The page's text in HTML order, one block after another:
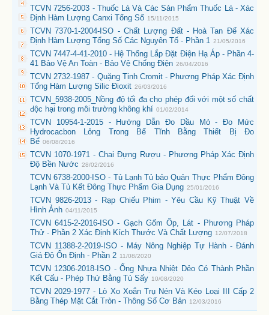
TCVN 7256-2003 - Thuốc Lá Và Các Sản Phẩm Thuốc Lá - Xác
Định Hàm Lượng Canxi Tổng Số 15/11/2015
TCVN 7370-1-2004-ISO - Chất Lượng Đất - Hoà Tan Để Xác
Định Hàm Lượng Tổng Số Các Nguyên Tố - Phần 1
21/05/2016
TCVN 7447-4-41-2010 - Hệ Thống Lắp Đặt Điện Hạ Áp - Phần 4-
41 Bảo Vệ An Toàn - Bảo Vệ Chống Điện 26/04/2016
TCVN 2732-1987 - Quặng Tinh Cromit - Phương Pháp Xác Định
Tổng Hàm Lượng Silic Đioxit 26/03/2016
TCVN_5938-2005_Nồng độ tối đa cho phép đối với một số chất
độc hại trong môi trường không khí 01/02/2014
TCVN 10954-1-2015 - Hướng Dẫn Đo Dầu Mỏ - Đo Mức
Hydrocacbon Lỏng Trong Bể Tĩnh Bằng Thiết Bị Đo
Bể 06/08/2016
TCVN 1070-1971 - Chai Đựng Rượu - Phương Pháp Xác Định
Độ Bền Nước 28/02/2016
TCVN 6738-2000-ISO - Tủ Lạnh Tủ bảo Quản Thực Phẩm Đông
Lạnh Và Tủ Kết Đông Thực Phẩm Gia Dụng 25/01/2016
TCVN 9826-2013 - Rạp Chiếu Phim - Yêu Cầu Kỹ Thuật Về
Hình Ảnh 04/11/2015
TCVN 6415-2-2016-ISO - Gạch Gốm Ốp, Lát - Phương Pháp
Thử - Phần 2 Xác Định Kích Thước Và Chất Lượng 12/07/2018
TCVN 11388-2-2019-ISO - Máy Nông Nghiệp Tự Hành - Đánh
Giá Độ Ổn Định - Phần 2 11/08/2020
TCVN 12306-2018-ISO - Ống Nhựa Nhiệt Dẻo Có Thành Phần
Kết Cấu - Phép Thử Bằng Tủ Sấy 10/08/2020
TCVN 2029-1977 - Lò Xo Xoắn Trụ Nén Và Kéo Loại III Cấp 2
Bằng Thép Mặt Cắt Tròn - Thông Số Cơ Bản 12/03/2016